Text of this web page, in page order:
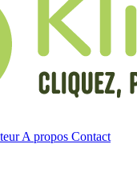
A propos Contact